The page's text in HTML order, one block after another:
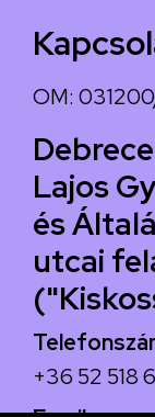
OM:
Lajos
és
utcai
+36 52 518